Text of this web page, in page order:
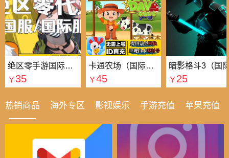
绝区零手游国际国服代充
￥ 35
卡通农场（国际服）国际服
￥45 ￥ 25
热销商品 海外专区 影视娱乐 手游充值 苹果充值